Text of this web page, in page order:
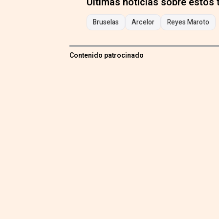
Bruselas Arcelor Reyes Maroto
Contenido patrocinado